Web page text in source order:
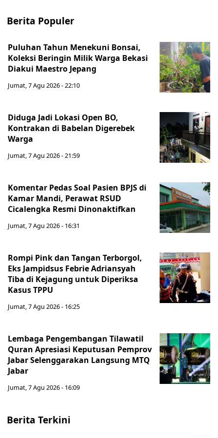
Berita Populer
Puluhan Tahun Menekuni Bonsai,
Koleksi Beringin Milik Warga Bekasi
Diakui Maestro Jepang
Jumat, 7 Agu 2026 - 22:10
Diduga Jadi Lokasi Open BO,
Kontrakan di Babelan Digerebek
Warga
Jumat, 7 Agu 2026 - 21:59
Komentar Pedas Soal Pasien BPJS di
Kamar Mandi, Perawat RSUD
Cicalengka Resmi Dinonaktifkan
Jumat, 7 Agu 2026 - 16:31
Rompi Pink dan Tangan Terborgol,
Eks Jampidsus Febrie Adriansyah
Tiba di Kejagung untuk Diperiksa
Kasus TPPU
Jumat, 7 Agu 2026 - 16:25
Lembaga Pengembangan Tilawatil
Quran Apresiasi Keputusan Pemprov
Jabar Selenggarakan Langsung MTQ
Jabar
Jumat, 7 Agu 2026 - 16:09
Berita Terkini